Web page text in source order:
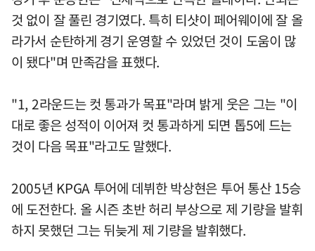
것 없이 잘 풀린 경기였다. 특히 티샷이 페어웨이에 잘 올
라가서 순탄하게 경기 운영할 수 있었던 것이 도움이 많
이 됐다"며 만족감을 표했다.
"1, 2라운드는 컷 통과가 목표"라며 밝게 웃은 그는 "이
대로 좋은 성적이 이어져 컷 통과하게 되면 톱5에 드는
것이 다음 목표"라고도 말했다.
2005년 KPGA 투어에 데뷔한 박상현은 투어 통산 15승
에 도전한다. 올 시즌 초반 허리 부상으로 제 기량을 발휘
하지 못했던 그는 뒤늦게 제 기량을 발휘했다.